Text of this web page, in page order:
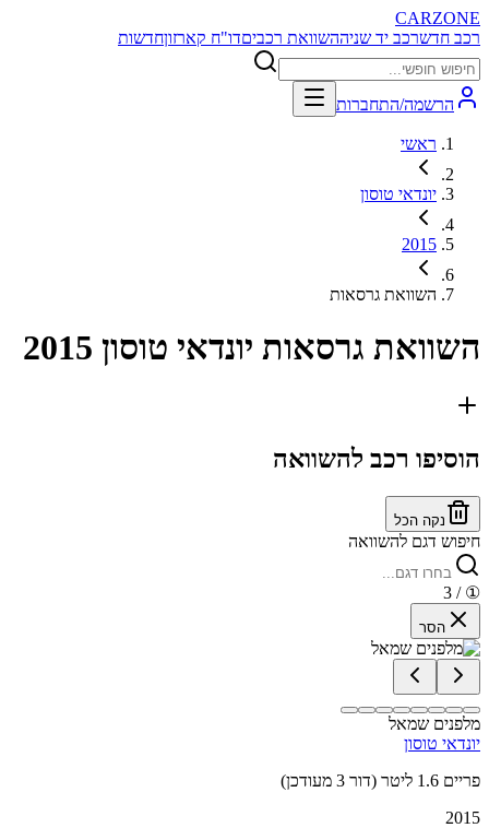
CARZONE
רכב חדשרכב יד שניההשוואת רכביםדו"ח קארזוןחדשות
הרשמה/התחברות
ראשי
יונדאי טוסון
2015
השוואת גרסאות
השוואת גרסאות יונדאי טוסון 2015
הוסיפו רכב להשוואה
נקה הכל
חיפוש דגם להשוואה
①
/ 3
הסר
מלפנים שמאל
יונדאי טוסון
פריים 1.6 ליטר (דור 3 מעודכן)
2015